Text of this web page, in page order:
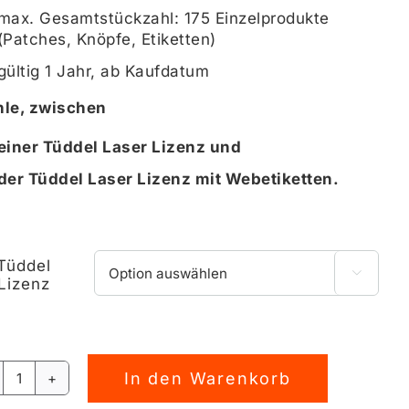
Gesamtstückzahl: 175 Einzelprodukte
Knöpfe, Etiketten)
1 Jahr, ab Kaufdatum
zwischen
Tüddel Laser Lizenz und
Tüddel Laser Lizenz mit Webetiketten.

GewerbelizenzIn den Warenkorb